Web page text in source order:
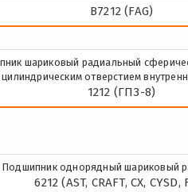
B7212 (FAG)
шариковый радиальный
цилиндрическим отверстием
1212 (ГПЗ-8)
Подшипник однорядный шариковый
6212 (AST, CRAFT, CX, CYSD,